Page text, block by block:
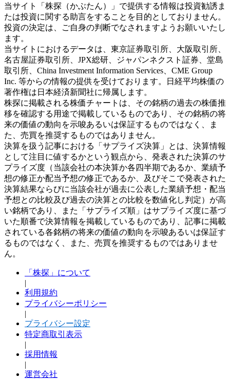
当サイト「株探（かぶたん）」で提供する情報は投資勧誘ま
たは投資に関する助言をすることを目的としておりません。
投資の決定は、ご自身の判断でなされますようお願いいたし
ます。
当サイトにおけるデータは、東京証券取引所、大阪取引所、
名古屋証券取引所、JPX総研、ジャパンネクスト証券、堂島
取引所、China Investment Information Services、CME Group
Inc. 等からの情報の提供を受けております。日経平均株価の
著作権は日本経済新聞社に帰属します。
株探に掲載される株価チャートは、その銘柄の過去の株価推
移を確認する用途で掲載しているものであり、その銘柄の将
来の価値の動向を示唆あるいは保証するものではなく、ま
た、売買を推奨するものではありません。
決算を扱う記事における「サプライズ決算」とは、決算情報
として注目に値するかという観点から、発表された決算のサ
プライズ度（当該会社の本決算か各四半期であるか、業績予
想の修正か配当予想の修正であるか、及びそこで発表された
決算結果ならびに当該会社が過去に公表した業績予想・配当
予想との比較及び過去の決算との比較を数値化し判定）が高
い銘柄であり、また「サプライズ順」はサプライズ度に基づ
いた順番で決算情報を掲載しているものであり、記事に掲載
されている各銘柄の将来の価値の動向を示唆あるいは保証す
るものではなく、また、売買を推奨するものではありませ
ん。
「株探」について
|
利用規約
プライバシーポリシー
|
プライバシー設定
特定商取引表示
|
採用情報
|
運営会社